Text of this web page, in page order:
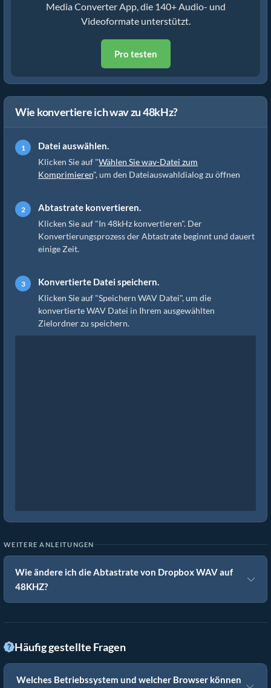
Media Converter App, die 140+ Audio- und
Videoformate unterstützt.
Pro testen
Wie konvertiere ich wav zu 48kHz?
Datei auswählen.
Klicken Sie auf "Wählen Sie wav-Datei zum
Komprimieren", um den Dateiauswahldialog zu öffnen
Abtastrate konvertieren.
Klicken Sie auf "In 48kHz konvertieren". Der
Konvertierungsprozess der Abtastrate beginnt und dauert
einige Zeit.
Konvertierte Datei speichern.
Klicken Sie auf "Speichern WAV Datei", um die
konvertierte WAV Datei in Ihrem ausgewählten
Zielordner zu speichern.
WEITERE ANLEITUNGEN
Wie ändere ich die Abtastrate von Dropbox WAV auf
48KHZ?
Häufig gestellte Fragen
Welches Betriebssystem und welcher Browser können